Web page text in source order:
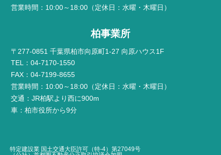
営業時間：10:00～18:00（定休日：水曜・木曜日）
柏事業所
〒277-0851 千葉県柏市向原町1-27 向原ハウス1F
TEL：04-7170-1550
FAX：04-7199-8655
営業時間：10:00～18:00（定休日：水曜・木曜日）
交通：JR柏駅より西に900m
車：柏市役所から9分
特定建設業 国土交通大臣許可（特-4）第27049号